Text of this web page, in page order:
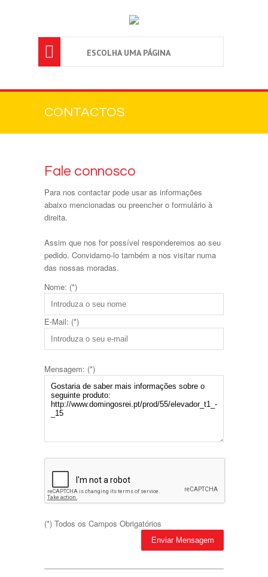
 ESCOLHA UMA PÁGINA
CONTACTOS
Fale connosco
Para nos contactar pode usar as informações
abaixo mencionadas ou preencher o formulário à
direita.
Assim que nos for possível responderemos ao seu
pedido. Convidamo-lo também a nos visitar numa
das nossas moradas.
Nome: (*)
E-Mail: (*)
Mensagem: (*)
(*) Todos os Campos Obrigatórios